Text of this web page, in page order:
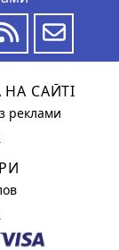
САЙТІ
реклами